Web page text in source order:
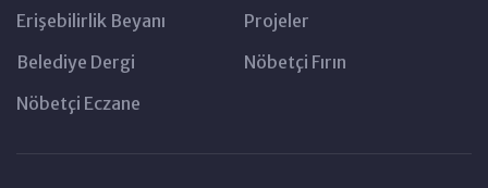
Erişebilirlik Beyanı
Projeler
Belediye Dergi
Nöbetçi Fırın
Nöbetçi Eczane